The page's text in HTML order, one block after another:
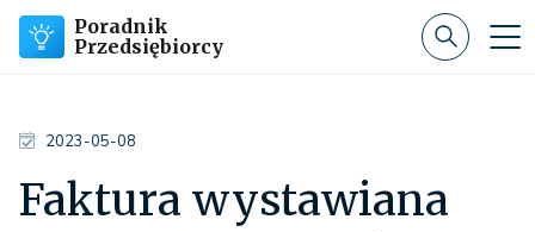
Poradnik
Przedsiębiorcy
2023-05-08
Faktura wystawiana